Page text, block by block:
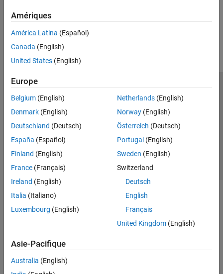
Amériques
América Latina (Español)
Canada (English)
United States (English)
Europe
Belgium (English)
Denmark (English)
Deutschland (Deutsch)
España (Español)
Finland (English)
France (Français)
Ireland (English)
Italia (Italiano)
Luxembourg (English)
Netherlands(English)
Norway(English)
Österreich (Deutsch)
Portugal (English)
Sweden (English)
Switzerland
Deutsch
English
Français
United Kingdom(English)
Asie-Pacifique
Australia (English)
Lutte anti-piratage
Contacts locaux
© 1994-2026 The MathWorks, Inc.